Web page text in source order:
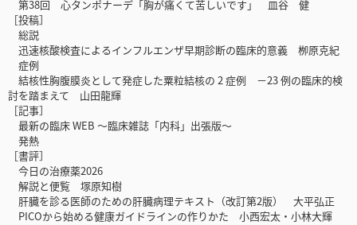
第38回 心タンポナーデ「胸が痛くて苦しいです」 皿谷 健
［投稿］
総説
迅速核酸検査によるインフルエンザ早期診断の臨床的意義 栁原克紀
症例
結核性胸腹膜炎として発症した粟粒結核の 2 症例 －23 例の臨床的検
討を踏まえて 山田龍輝
［記事］
最新の臨床 WEB ～臨床雑誌「内科」出張版～
発熱
［書評］
今日の治療薬2026
解説と便覧 塚原知樹
肝臓を診る医師のための肝臓病理テキスト（改訂第2版） 大平弘正
PICOから始める健康ガイドラインの作りかた 小西宏太・小林大輝